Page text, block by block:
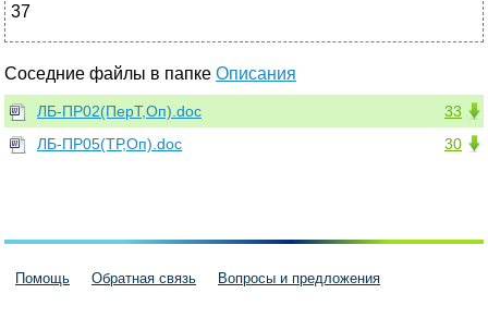
37
Соседние файлы в папке Описания
33
ЛБ-ПР02(ПерТ,Оп).doc
30
ЛБ-ПР05(ТР,Оп).doc
Помощь Обратная связь Вопросы и предложения